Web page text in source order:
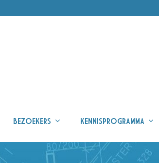
BEZOEKERS KENNISPROGRAMMA